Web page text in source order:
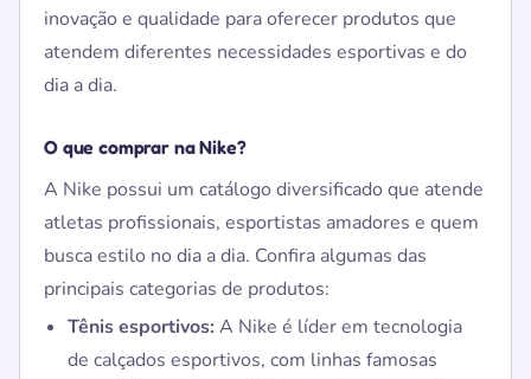
inovação e qualidade para oferecer produtos que
atendem diferentes necessidades esportivas e do
dia a dia.
O que comprar na Nike?
A Nike possui um catálogo diversificado que atende
atletas profissionais, esportistas amadores e quem
busca estilo no dia a dia. Confira algumas das
principais categorias de produtos:
Tênis esportivos: A Nike é líder em tecnologia
de calçados esportivos, com linhas famosas